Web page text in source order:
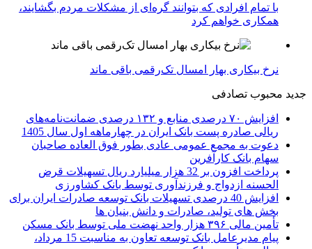
با تمام افرادی که بتوانند گره‌ای از مشکلات مردم بگشایند،
همکاری خواهم کرد
نرخ بیکاری بهار امسال تک‌رقمی باقی ماند
جدید محبوب تصادفی
افزایش ۷۰ درصدی منابع و ۱۳۲ درصدی ضمانت‌نامه‌های
ریالی صادره پست بانک ایران در چهارماهه اول سال 1405
دعوت به مجمع عمومی عادی بطور فوق العاده صاحبان
سهام بانک کارآفرین
پرداخت افزون بر 32 هزار میلیارد ریال تسهیلات قرض
الحسنه ازدواج و فرزندآوری توسط بانک کشاورزی
افزایش 40 درصدی تسهیلات بانک توسعه صادرات ایران برای
بخش های تولید، صادرات و دانش بنیان ها
تأمین مالی ۳۹۶ هزار واحد نهضت ملی توسط بانک مسکن
پیام مدیرعامل بانک توسعه تعاون به مناسبت 15 مرداد،